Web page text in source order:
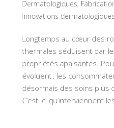
Dermatologiques,
Innovations dermatologiques
Longtemps au cœur des
thermales séduisent par
propriétés apaisantes.
évoluent : les
désormais des soins plus
C’est ici qu’interviennent